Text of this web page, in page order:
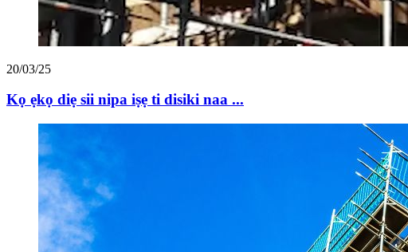
20/03/25
Kọ ẹkọ diẹ sii nipa iṣẹ ti disiki naa ...